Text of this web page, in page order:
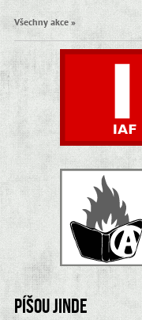
Všechny akce »
Píšou jinde